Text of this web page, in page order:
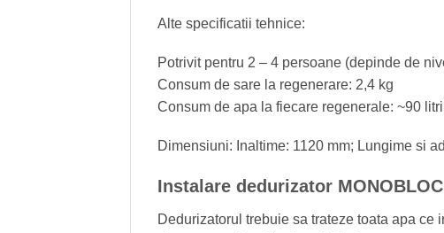
Alte specificatii tehnice:
Potrivit pentru 2 – 4 persoane (depinde de
Consum de sare la regenerare: 2,4 kg
Consum de apa la fiecare regenerale: ~90 litri
Dimensiuni: Inaltime: 1120 mm; Lungime si
Instalare dedurizator
Dedurizatorul trebuie sa trateze toata apa